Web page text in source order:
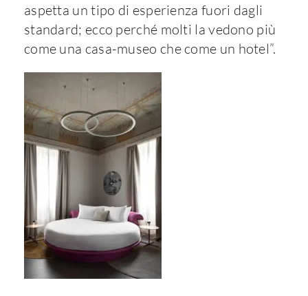
aspetta un tipo di esperienza fuori dagli
standard; ecco perché molti la vedono più
come una casa-museo che come un hotel”.